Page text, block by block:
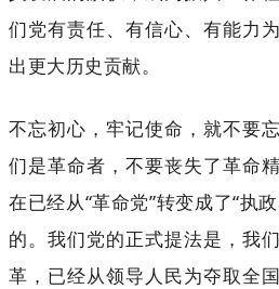
们党有责任、有信心、有能力
出更大历史贡献。
不忘初心，牢记使命，就不要
们是革命者，不要丧失了革命
在已经从“革命党”转变成了“执
的。我们党的正式提法是，我
革，已经从领导人民为夺取全